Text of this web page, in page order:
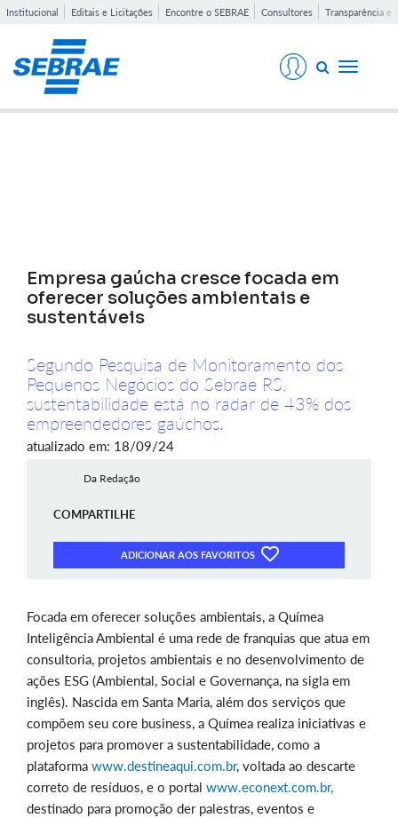
Institucional Editais e Licitações Encontre o SEBRAE Consultores Transparência e
Toggle
Empresa gaúcha cresce focada em
oferecer soluções ambientais e
sustentáveis
Segundo Pesquisa de Monitoramento dos
Pequenos Negócios do Sebrae RS,
sustentabilidade está no radar de 43% dos
empreendedores gaúchos.
atualizado em: 18/09/24
Da Redação
COMPARTILHE
ADICIONAR AOS FAVORITOS
Focada em oferecer soluções ambientais, a Químea
Inteligência Ambiental é uma rede de franquias que atua em
consultoria, projetos ambientais e no desenvolvimento de
ações ESG (Ambiental, Social e Governança, na sigla em
inglês). Nascida em Santa Maria, além dos serviços que
compõem seu core business, a Químea realiza iniciativas e
projetos para promover a sustentabilidade, como a
plataforma www.destineaqui.com.br, voltada ao descarte
correto de resíduos, e o portal www.econext.com.br,
destinado para promoção der palestras, eventos e